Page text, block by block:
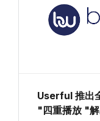
Userful 推出
"四重播放 "